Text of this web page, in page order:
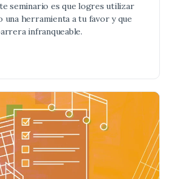
seminario es que logres utilizar
herramienta a tu favor y que
infranqueable.